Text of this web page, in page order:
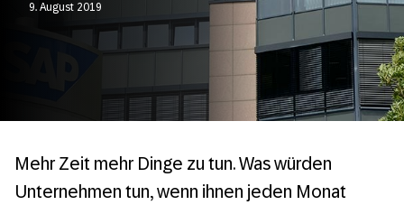
9. August 2019
Mehr Zeit mehr Dinge zu tun. Was würden
Unternehmen tun, wenn ihnen jeden Monat